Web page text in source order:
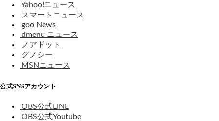
Yahoo!ニュース
スマートニュース
goo News
dmenu ニュース
ノアドット
グノシー
MSNニュース
公式SNSアカウント
OBS公式LINE
OBS公式Youtube